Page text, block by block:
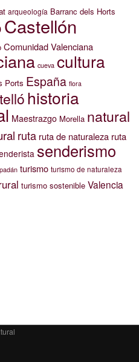
arqueología Barranc dels Horts
Castellón
Comunidad Valenciana
cueva cultura
Ports España flora
historia
Maestrazgo Morella natural
ruta ruta de naturaleza ruta
senderismo
turismo turismo de naturaleza
turismo sostenible Valencia